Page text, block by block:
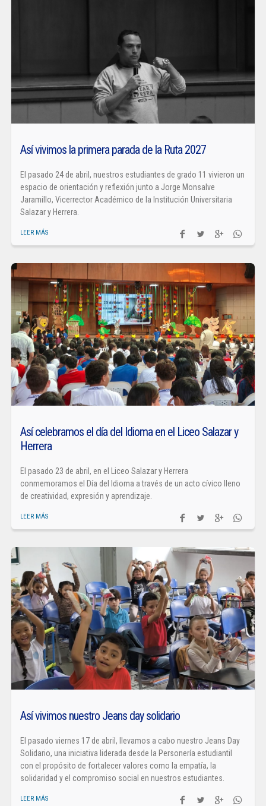
Así vivimos la primera parada de la Ruta 2027
El pasado 24 de abril, nuestros estudiantes de grado 11 vivieron un
espacio de orientación y reflexión junto a Jorge Monsalve
Jaramillo, Vicerrector Académico de la Institución Universitaria
Salazar y Herrera.
LEER MÁS
Así celebramos el día del Idioma en el Liceo Salazar y
Herrera
El pasado 23 de abril, en el Liceo Salazar y Herrera
conmemoramos el Día del Idioma a través de un acto cívico lleno
de creatividad, expresión y aprendizaje.
LEER MÁS
Así vivimos nuestro Jeans day solidario
El pasado viernes 17 de abril, llevamos a cabo nuestro Jeans Day
Solidario, una iniciativa liderada desde la Personería estudiantil
con el propósito de fortalecer valores como la empatía, la
solidaridad y el compromiso social en nuestros estudiantes.
LEER MÁS